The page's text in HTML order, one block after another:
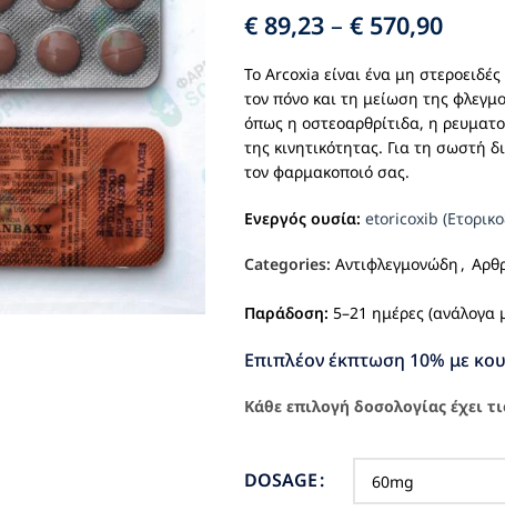
€ 89,23 – € 570,90
Το Arcoxia είναι ένα μη
τον πόνο και τη μείωση της
όπως η οστεοαρθρίτιδα, η
της κινητικότητας. Για τη σωστή
τον φαρμακοποιό σας.
Ενεργός ουσία:etoricoxib
Categories: Αντιφλεγμονώδη ,
Παράδοση: 5–21 ημέρες (ανάλογα
Επιπλέον έκπτωση 10% με
Κάθε επιλογή δοσολογίας έχει
DOSAGE